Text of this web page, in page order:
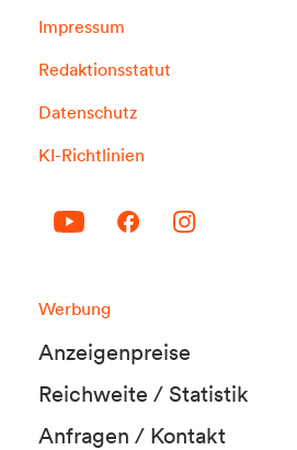
Impressum
Redaktionsstatut
Datenschutz
KI-Richtlinien
Werbung
Anzeigenpreise
Reichweite / Statistik
Anfragen / Kontakt